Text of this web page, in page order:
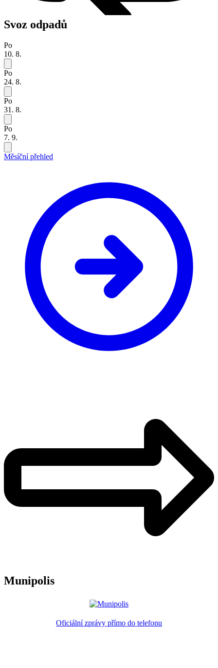
Svoz odpadů
Po
10. 8.
Po
24. 8.
Po
31. 8.
Po
7. 9.
Měsíční přehled
Munipolis
Oficiální zprávy přímo do telefonu